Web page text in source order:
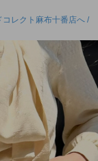
コレクト麻布十番店へ /